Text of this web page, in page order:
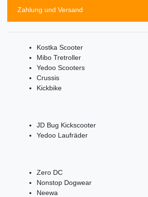
Zahlung und Versand
Kostka Scooter
Mibo Tretroller
Yedoo Scooters
Crussis
Kickbike
JD Bug Kickscooter
Yedoo Laufräder
Zero DC
Nonstop Dogwear
Neewa